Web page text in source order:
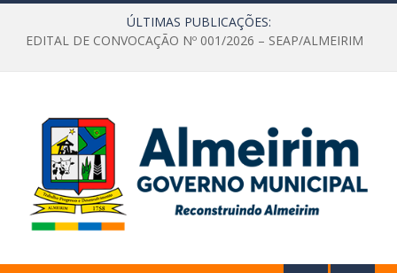
ÚLTIMAS PUBLICAÇÕES:
EDITAL DE CONVOCAÇÃO Nº 001/2026 – SEAP/ALMEIRIM